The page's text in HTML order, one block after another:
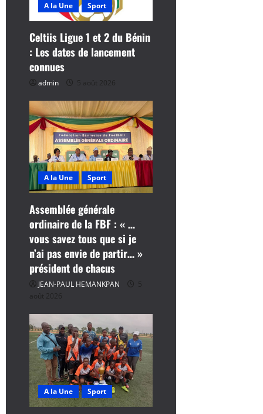
d
’
a
r
t
i
c
l
e
A la Une Sport
Celtiis Ligue 1 et 2 du Bénin
: Les dates de lancement
connues
admin 5 août 2026
A la Une Sport
Assemblée générale
ordinaire de la FBF : « …
vous savez tous que si je
n’ai pas envie de partir… »
président de chacus
JEAN-PAUL HEMANKPAN
5
août 2026
A la Une Sport